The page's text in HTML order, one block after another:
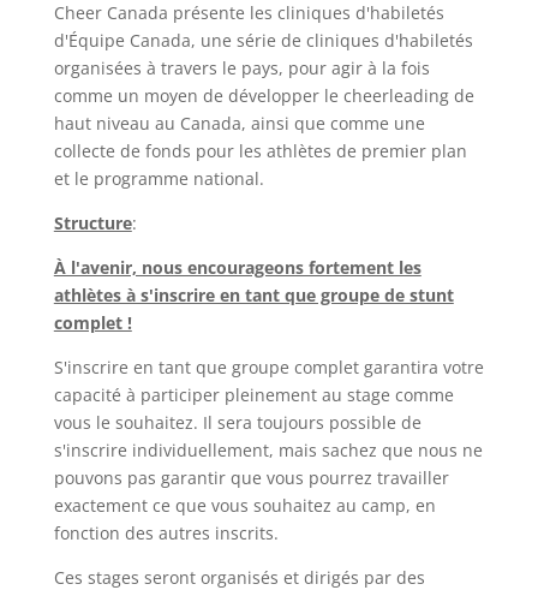
Cheer Canada présente les cliniques d'habiletés
d'Équipe Canada, une série de cliniques d'habiletés
organisées à travers le pays, pour agir à la fois
comme un moyen de développer le cheerleading de
haut niveau au Canada, ainsi que comme une
collecte de fonds pour les athlètes de premier plan
et le programme national.
Structure:
À l'avenir, nous encourageons fortement les
athlètes à s'inscrire en tant que groupe de stunt
complet !
S'inscrire en tant que groupe complet garantira votre
capacité à participer pleinement au stage comme
vous le souhaitez. Il sera toujours possible de
s'inscrire individuellement, mais sachez que nous ne
pouvons pas garantir que vous pourrez travailler
exactement ce que vous souhaitez au camp, en
fonction des autres inscrits.
Ces stages seront organisés et dirigés par des